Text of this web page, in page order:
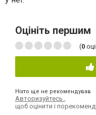
Оцініть першим
(0
Ніхто ще не рекомендував
Авторизуйтесь
щоб оцінити і